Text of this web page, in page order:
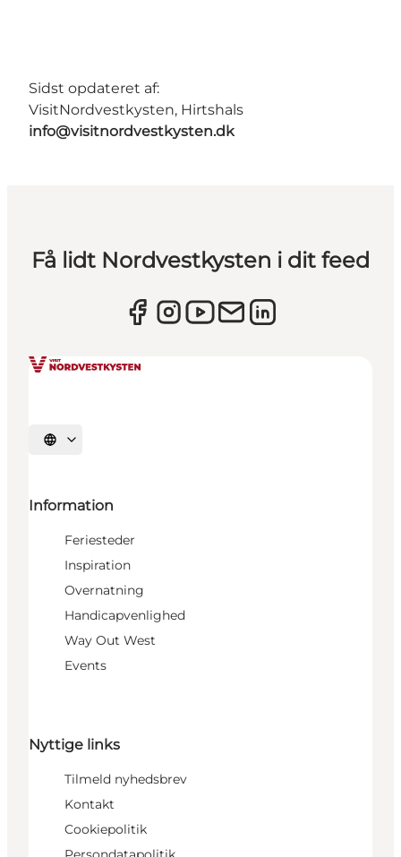
Sidst opdateret af:
VisitNordvestkysten, Hirtshals
info@visitnordvestkysten.dk
Få lidt Nordvestkysten i dit feed
Vælg sprog
Information
Feriesteder
Inspiration
Overnatning
Handicapvenlighed
Way Out West
Events
Nyttige links
Tilmeld nyhedsbrev
Kontakt
Cookiepolitik